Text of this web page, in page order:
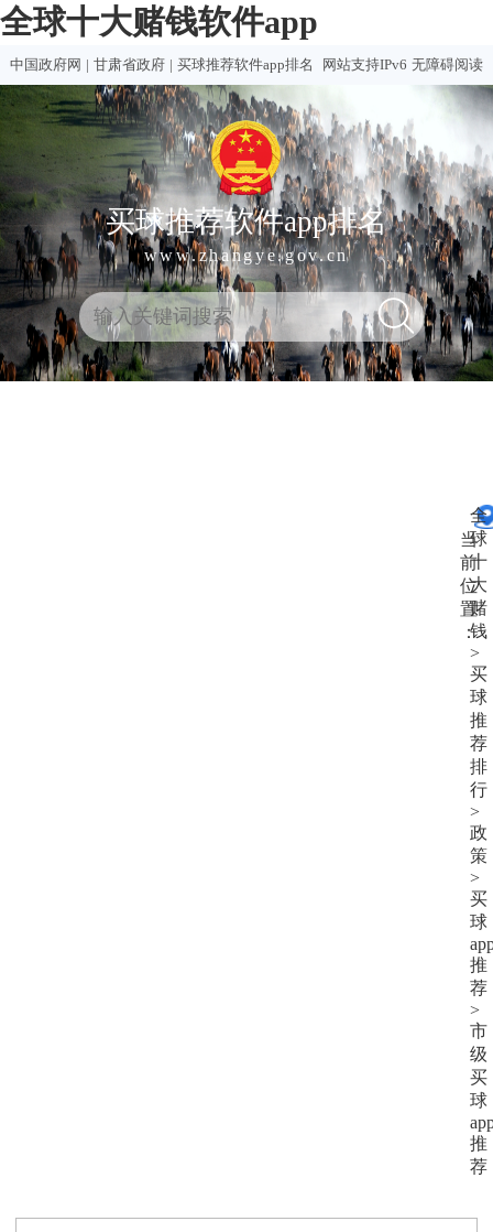
全球十大赌钱软件app
中国政府网 | 甘肃省政府 | 买球推荐软件app排名 网站支持IPv6 无障碍阅读
买球推荐软件app排名
www.zhangye.gov.cn
当
前
位
置
：
全
球
十
大
赌
钱
>
买
球
推
荐
排
行
>
政
策
>
买
球
推
荐
>
市
级
买
球
推
荐